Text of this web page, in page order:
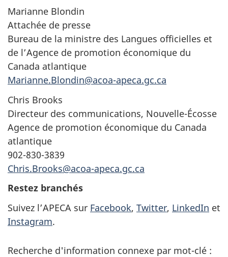
Marianne Blondin
Attachée de presse
Bureau de la ministre des Langues officielles et
de l’Agence de promotion économique du
Canada atlantique
Marianne.Blondin@acoa-apeca.gc.ca
Chris Brooks
Directeur des communications, Nouvelle-Écosse
Agence de promotion économique du Canada
atlantique
902-830-3839
Chris.Brooks@acoa-apeca.gc.ca
Restez branchés
Suivez l’APECA sur Facebook, Twitter, LinkedIn et
Instagram.
Recherche d'information connexe par mot-clé :